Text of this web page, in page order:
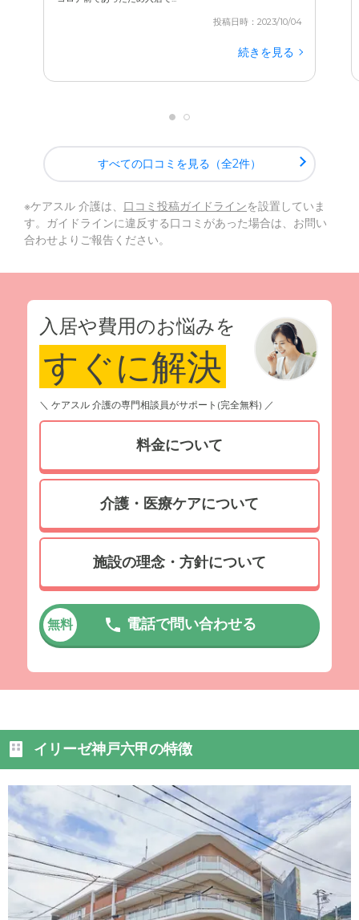
投稿日時：2023/10/04
続きを見る
すべての口コミを見る（全2件）
※ケアスル 介護は、 口コミ投稿ガイドラインを設置していま
す。ガイドラインに違反する口コミがあった場合は、お問い
合わせよりご報告ください。
入居や費用のお悩みを
すぐに解決
＼ ケアスル 介護の専門相談員がサポート(完全無料) ／
料金について
介護・医療ケアについて
施設の理念・方針について
無料 電話で問い合わせる
イリーゼ神戸六甲の特徴